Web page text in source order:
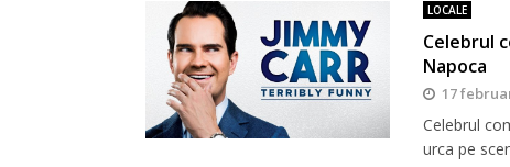
LOCALE
Celebrul
Napoca
17
Celebrul
urca pe